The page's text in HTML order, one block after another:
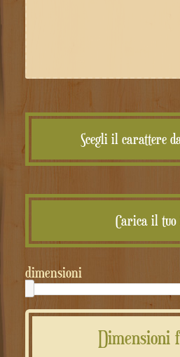
Scegli il carattere
Carica il
dimensioni
Dimensioni